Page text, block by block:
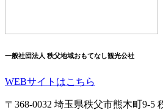
一般社団法人 秩父地域おもてなし観光公社
WEBサイトはこちら
〒368-0032 埼玉県秩父市熊木町9-5